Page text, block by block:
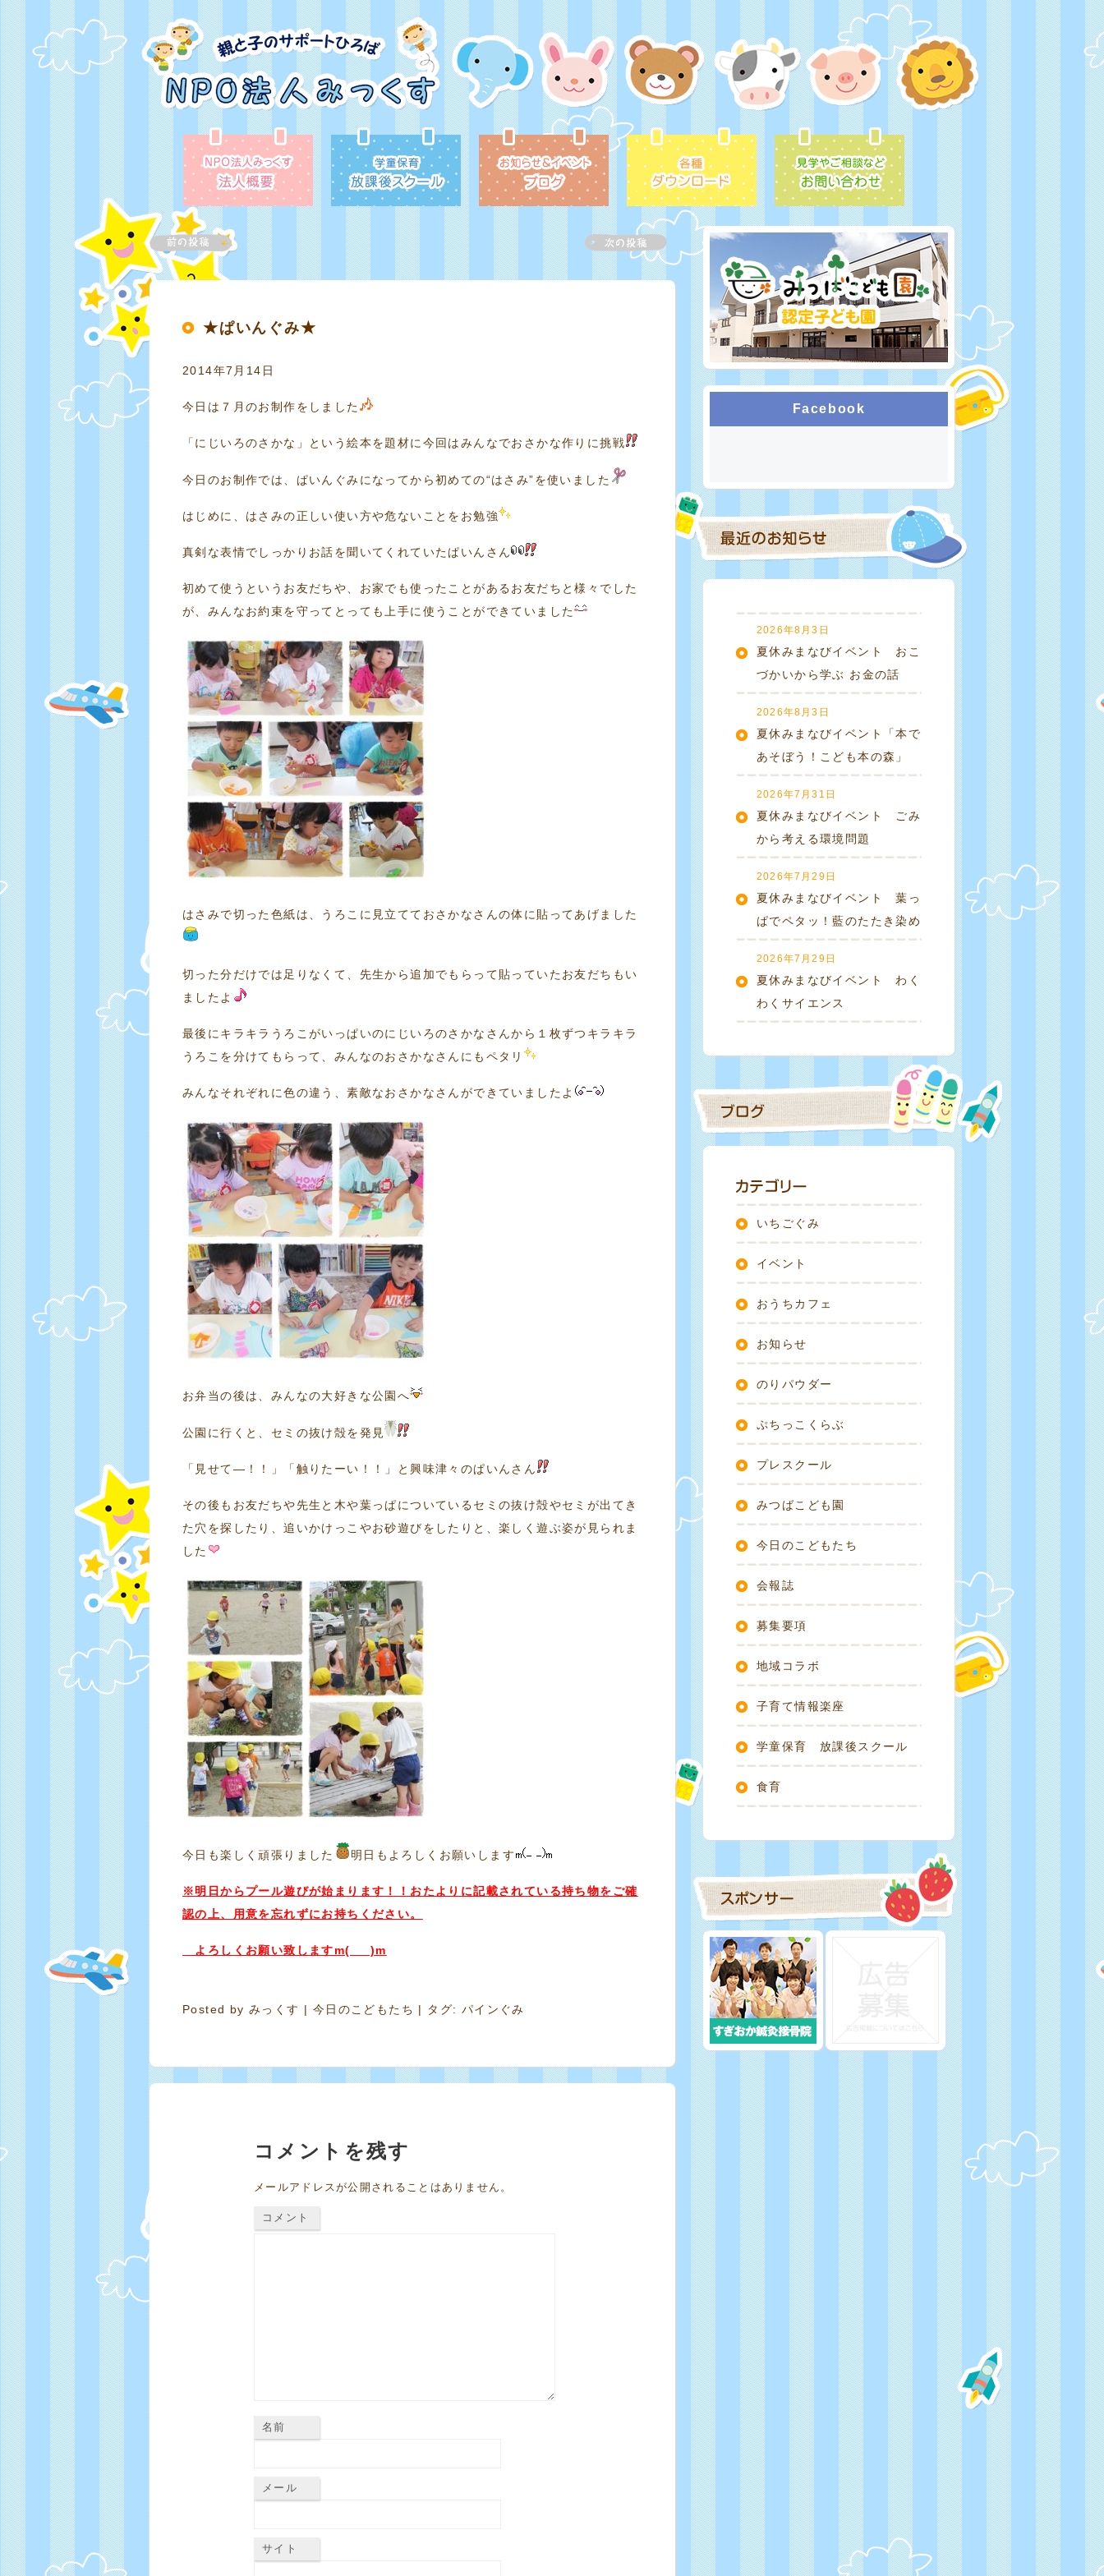
★ぱいんぐみ★
2014年7月14日
今日は７月のお制作をしました
「にじいろのさかな」という絵本を題材に今回はみんなでおさかな作りに挑戦
今日のお制作では、ぱいんぐみになってから初めての“はさみ”を使いました
はじめに、はさみの正しい使い方や危ないことをお勉強
真剣な表情でしっかりお話を聞いてくれていたぱいんさん
初めて使うというお友だちや、お家でも使ったことがあるお友だちと様々でした
が、みんなお約束を守ってとっても上手に使うことができていました
はさみで切った色紙は、うろこに見立てておさかなさんの体に貼ってあげました
切った分だけでは足りなくて、先生から追加でもらって貼っていたお友だちもい
ましたよ
最後にキラキラうろこがいっぱいのにじいろのさかなさんから１枚ずつキラキラ
うろこを分けてもらって、みんなのおさかなさんにもペタリ
みんなそれぞれに色の違う、素敵なおさかなさんができていましたよ
お弁当の後は、みんなの大好きな公園へ
公園に行くと、セミの抜け殻を発見
「見せて―！！」「触りたーい！！」と興味津々のぱいんさん
その後もお友だちや先生と木や葉っぱについているセミの抜け殻やセミが出てき
た穴を探したり、追いかけっこやお砂遊びをしたりと、楽しく遊ぶ姿が見られま
した
今日も楽しく頑張りました 明日もよろしくお願いします
※明日からプール遊びが始まります！！おたよりに記載されている持ち物をご確
認の上、用意を忘れずにお持ちください。
よろしくお願い致しますm(_ _)m
Posted byみっくす | 今日のこどもたち | タグ: パインぐみ
コメントを残す
メールアドレスが公開されることはありません。
コメント
名前
メール
サイト
Facebook
2026年8月3日
夏休みまなびイベント おこ
づかいから学ぶ お金の話
2026年8月3日
夏休みまなびイベント「本で
あそぼう！こども本の森」
2026年7月31日
夏休みまなびイベント ごみ
から考える環境問題
2026年7月29日
夏休みまなびイベント 葉っ
ぱでペタッ！藍のたたき染め
2026年7月29日
夏休みまなびイベント わく
わくサイエンス
いちごぐみ
イベント
おうちカフェ
お知らせ
のりパウダー
ぷちっこくらぶ
プレスクール
みつばこども園
今日のこどもたち
会報誌
募集要項
地域コラボ
子育て情報楽座
学童保育 放課後スクール
食育